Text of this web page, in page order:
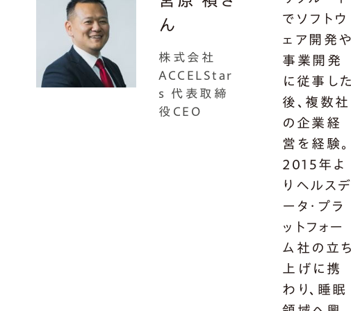
ん
株式会社
ACCELStar
s 代表取締
役CEO
でソフトウ
ェア開発や
事業開発
に従事した
後、複数社
の企業経
営を経験。
2015年よ
りヘルスデ
ータ・プラ
ットフォー
ム社の立ち
上げに携
わり、睡眠